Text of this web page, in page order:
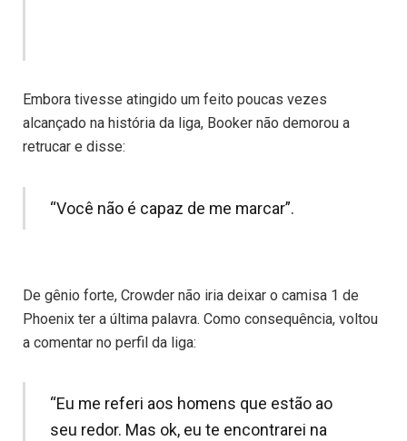
Embora tivesse atingido um feito poucas vezes
alcançado na história da liga, Booker não demorou a
retrucar e disse:
“Você não é capaz de me marcar”.
De gênio forte, Crowder não iria deixar o camisa 1 de
Phoenix ter a última palavra. Como consequência, voltou
a comentar no perfil da liga:
“Eu me referi aos homens que estão ao
seu redor. Mas ok, eu te encontrarei na